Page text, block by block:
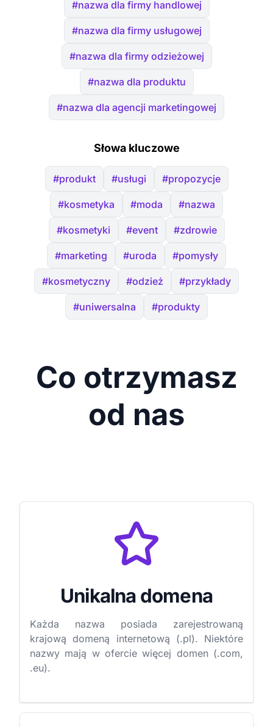
#nazwa dla firmy handlowej
#nazwa dla firmy usługowej
#nazwa dla firmy odzieżowej
#nazwa dla produktu
#nazwa dla agencji marketingowej
Słowa kluczowe
#produkt #usługi #propozycje
#kosmetyka #moda #nazwa
#kosmetyki #event #zdrowie
#marketing #uroda #pomysły
#kosmetyczny #odzież #przykłady
#uniwersalna #produkty
Co otrzymasz
od nas
Unikalna domena
Każda nazwa posiada zarejestrowaną
krajową domeną internetową (.pl). Niektóre
nazwy mają w ofercie więcej domen (.com,
.eu).